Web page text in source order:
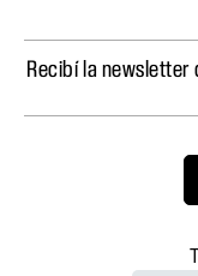
Recibí la